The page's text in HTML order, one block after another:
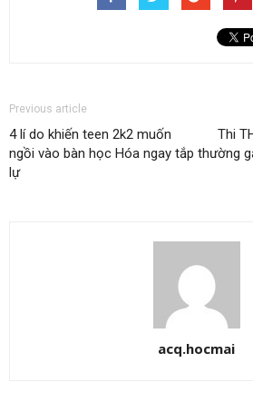
Previous article
4 lí do khiến teen 2k2 muốn
ngồi vào bàn học Hóa ngay tắp
lự
Thi
thường
acq.hocmai